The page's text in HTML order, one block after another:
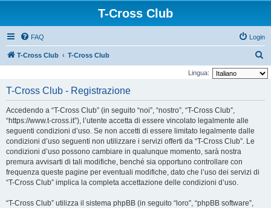
T-Cross Club
FAQ Login
T-Cross Club T-Cross Club
e
Lingua:
T-Cross Club - Registrazione
Accedendo a “T-Cross Club” (in seguito “noi”, “nostro”, “T-Cross Club”,
“https://www.t-cross.it”), l’utente accetta di essere vincolato legalmente alle
seguenti condizioni d’uso. Se non accetti di essere limitato legalmente dalle
condizioni d’uso seguenti non utilizzare i servizi offerti da “T-Cross Club”. Le
condizioni d’uso possono cambiare in qualunque momento, sarà nostra
premura avvisarti di tali modifiche, benché sia opportuno controllare con
frequenza queste pagine per eventuali modifiche, dato che l’uso dei servizi di
“T-Cross Club” implica la completa accettazione delle condizioni d’uso.
“T-Cross Club” utilizza il sistema phpBB (in seguito “loro”, “phpBB software”,